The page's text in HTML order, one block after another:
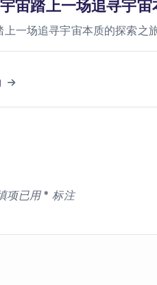
宙踏上一场追寻宇宙
上一场追寻宇宙本质的探索之
项已用* 标注